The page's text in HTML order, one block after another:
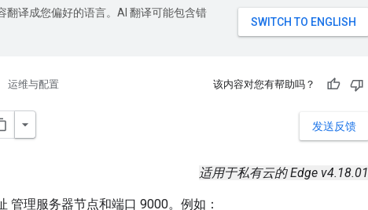
翻译成您偏好的语言。AI 翻译可能包含错
运维与配置 该内容对您有帮助吗？
发送反馈
适用于私有云的 Edge v4.18.01
管理服务器节点和端口 9000。例如：